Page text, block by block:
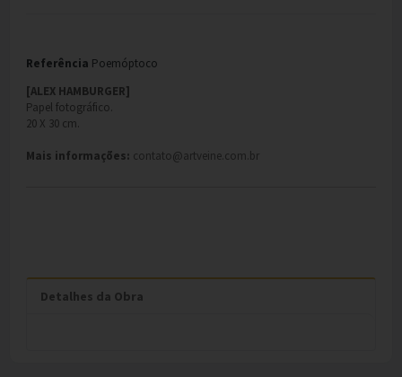
Referência Poemóptoco
[ALEX HAMBURGER]
Papel fotográfico.
20 X 30 cm.
Mais informações: contato@artveine.com.br
Detalhes da Obra